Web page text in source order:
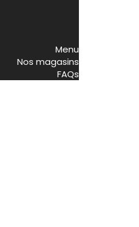
Menu
Nos magasins
FAQs